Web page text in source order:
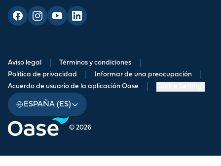
© 2026
Aviso legal Términos y condiciones
Política de privacidad Informar de una preocupación
Acuerdo de usuario de la aplicación Oase
ESPAÑA (ES)